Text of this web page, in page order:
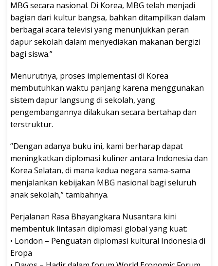
MBG secara nasional. Di Korea, MBG telah menjadi
bagian dari kultur bangsa, bahkan ditampilkan dalam
berbagai acara televisi yang menunjukkan peran
dapur sekolah dalam menyediakan makanan bergizi
bagi siswa.”
Menurutnya, proses implementasi di Korea
membutuhkan waktu panjang karena menggunakan
sistem dapur langsung di sekolah, yang
pengembangannya dilakukan secara bertahap dan
terstruktur.
“Dengan adanya buku ini, kami berharap dapat
meningkatkan diplomasi kuliner antara Indonesia dan
Korea Selatan, di mana kedua negara sama-sama
menjalankan kebijakan MBG nasional bagi seluruh
anak sekolah,” tambahnya.
Perjalanan Rasa Bhayangkara Nusantara kini
membentuk lintasan diplomasi global yang kuat:
• London – Penguatan diplomasi kultural Indonesia di
Eropa